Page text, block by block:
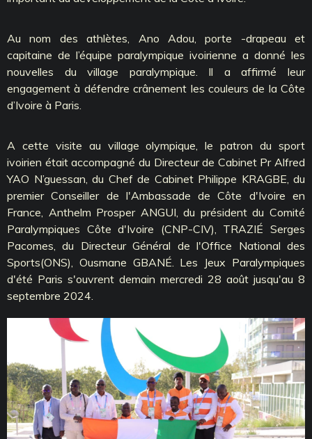
Au nom des athlètes, Ano Adou, porte -drapeau et
capitaine de l’équipe paralympique ivoirienne a donné les
nouvelles du village paralympique. Il a affirmé leur
engagement à défendre crânement les couleurs de la Côte
d’Ivoire à Paris.
A cette visite au village olympique, le patron du sport
ivoirien était accompagné du Directeur de Cabinet Pr Alfred
YAO N’guessan, du Chef de Cabinet Philippe KRAGBE, du
premier Conseiller de l'Ambassade de Côte d'Ivoire en
France, Anthelm Prosper ANGUI, du président du Comité
Paralympiques Côte d'Ivoire (CNP-CIV), TRAZIÉ Serges
Pacomes, du Directeur Général de l'Office National des
Sports(ONS), Ousmane GBANÉ. Les Jeux Paralympiques
d'été Paris s'ouvrent demain mercredi 28 août jusqu'au 8
septembre 2024.